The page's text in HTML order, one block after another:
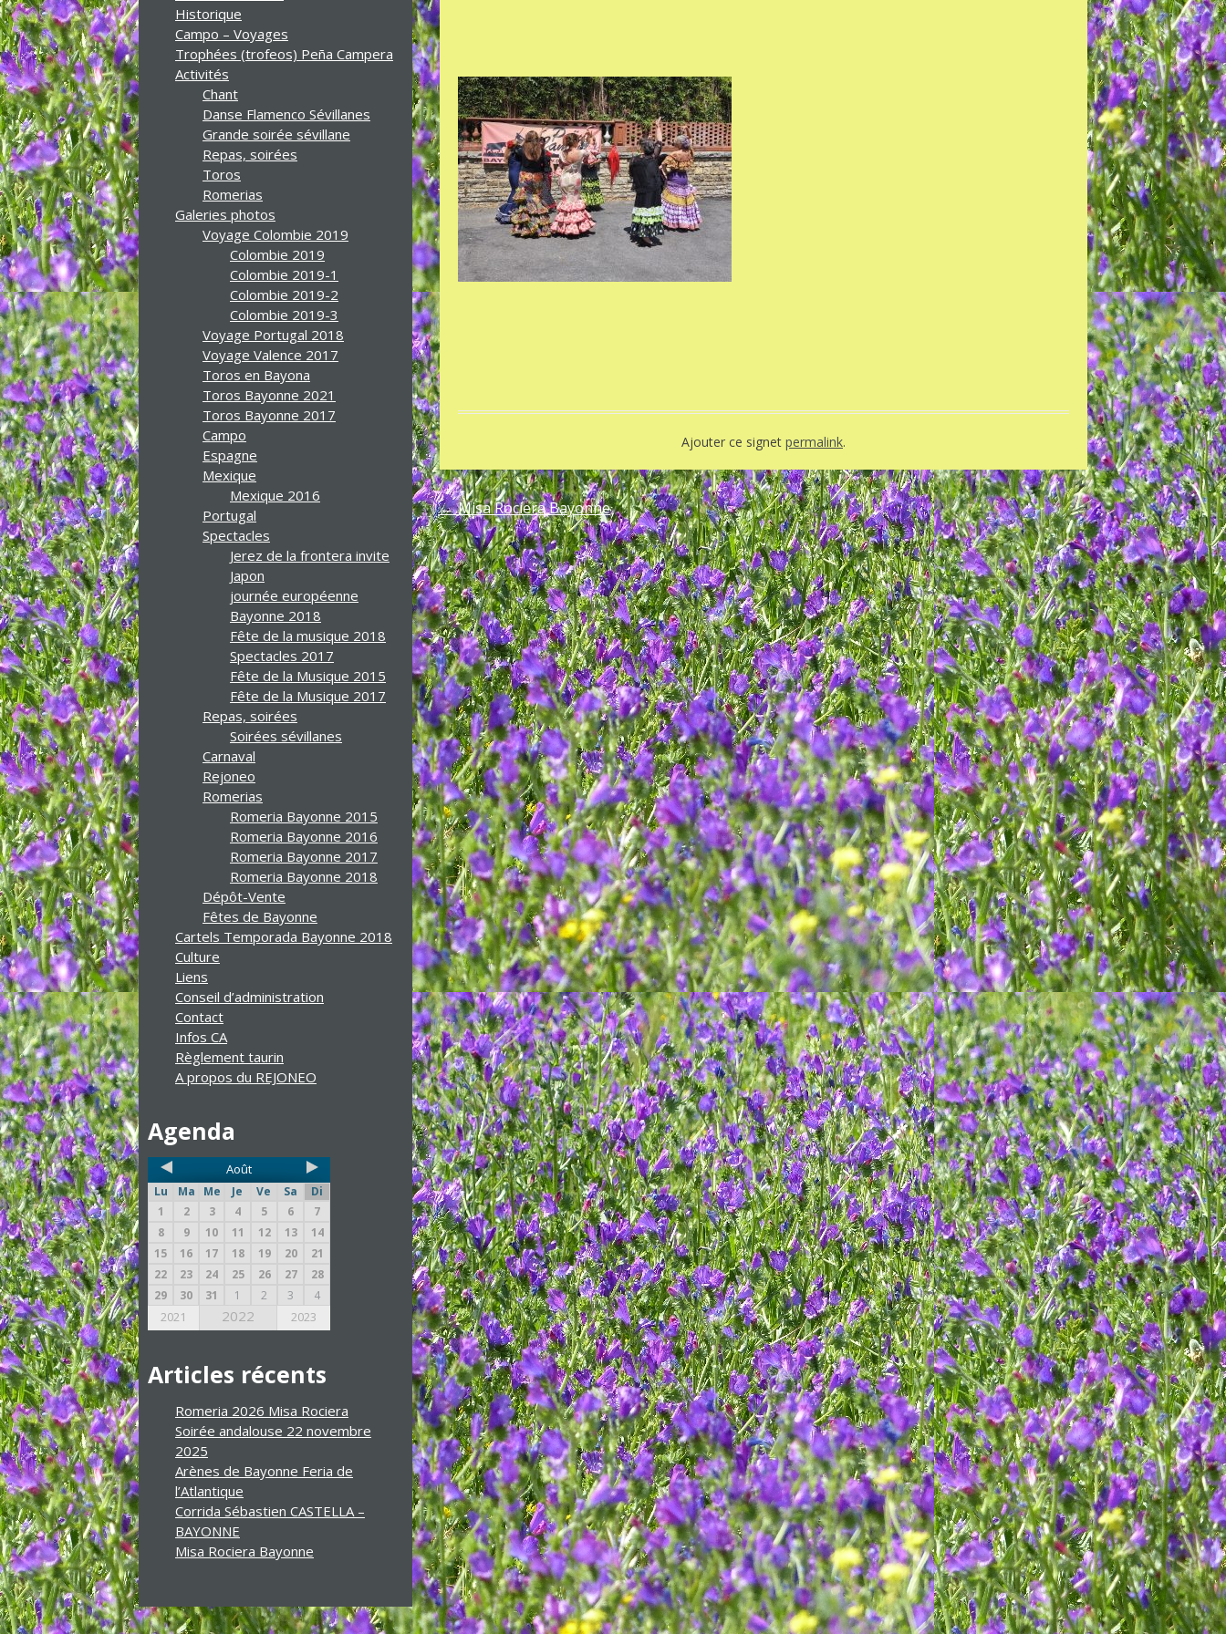
Ajouter ce signet permalink.
←Misa Rociera Bayonne
Historique
Campo – Voyages
Trophées (trofeos) Peña Campera
Activités
Chant
Danse Flamenco Sévillanes
Grande soirée sévillane
Repas, soirées
Toros
Romerias
Galeries photos
Voyage Colombie 2019
Colombie 2019
Colombie 2019-1
Colombie 2019-2
Colombie 2019-3
Voyage Portugal 2018
Voyage Valence 2017
Toros en Bayona
Toros Bayonne 2021
Toros Bayonne 2017
Campo
Espagne
Mexique
Mexique 2016
Portugal
Spectacles
Jerez de la frontera invite
Japon
journée européenne
Bayonne 2018
Fête de la musique 2018
Spectacles 2017
Fête de la Musique 2015
Fête de la Musique 2017
Repas, soirées
Soirées sévillanes
Carnaval
Rejoneo
Romerias
Romeria Bayonne 2015
Romeria Bayonne 2016
Romeria Bayonne 2017
Romeria Bayonne 2018
Dépôt-Vente
Fêtes de Bayonne
Cartels Temporada Bayonne 2018
Culture
Liens
Conseil d’administration
Contact
Infos CA
Règlement taurin
A propos du REJONEO
Agenda
Août
Lu Ma Me Je Ve Sa
Di
1
2 3 4 5 6
7
8
9 10 11 12 13
14
15
16 17 18 19 20
21
22
23 24 25 26 27
28
29
30 31 1 2 3 4
2021 2022 2023
Articles récents
Romeria 2026 Misa Rociera
Soirée andalouse 22 novembre
2025
Arènes de Bayonne Feria de
l’Atlantique
Corrida Sébastien CASTELLA –
BAYONNE
Misa Rociera Bayonne